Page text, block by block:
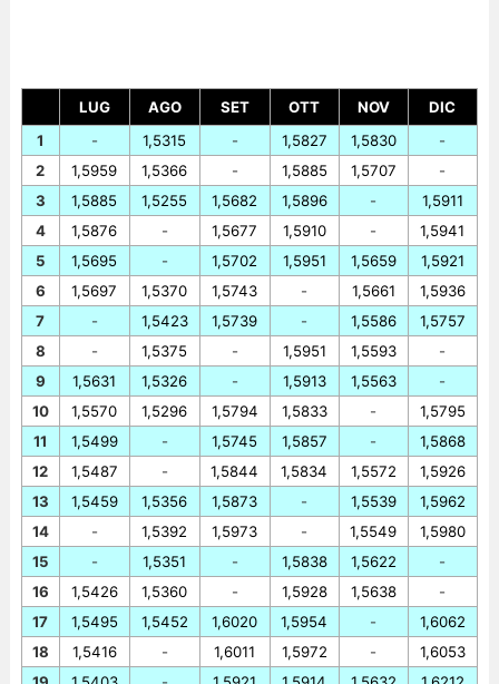
LUG AGO SET OTT NOV
DIC
1
2
3
4
5
6
7
8
9
10
11
12
13
14
15
16
17
18
-
1,5959
1,5885
1,5876
1,5695
1,5697
-
-
1,5631
1,5570
1,5499
1,5487
1,5459
-
-
1,5426
1,5495
1,5416
1,5315
1,5366
1,5255
-
-
1,5370
1,5423
1,5375
1,5326
1,5296
-
-
1,5356
1,5392
1,5351
1,5360
1,5452
-
-
-
1,5682
1,5677
1,5702
1,5743
1,5739
-
-
1,5794
1,5745
1,5844
1,5873
1,5973
-
-
1,6020
1,6011
1,5827
1,5885
1,5896
1,5910
1,5951
-
-
1,5951
1,5913
1,5833
1,5857
1,5834
-
-
1,5838
1,5928
1,5954
1,5972
1,5830
1,5707
-
-
1,5659
1,5661
1,5586
1,5593
1,5563
-
-
1,5572
1,5539
1,5549
1,5622
1,5638
-
-
-
-
1,5911
1,5941
1,5921
1,5936
1,5757
-
-
1,5795
1,5868
1,5926
1,5962
1,5980
-
-
1,6062
1,6053